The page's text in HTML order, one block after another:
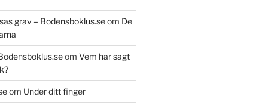
grav – Bodensboklus.seom De
om Vem har sagt
om Under ditt finger